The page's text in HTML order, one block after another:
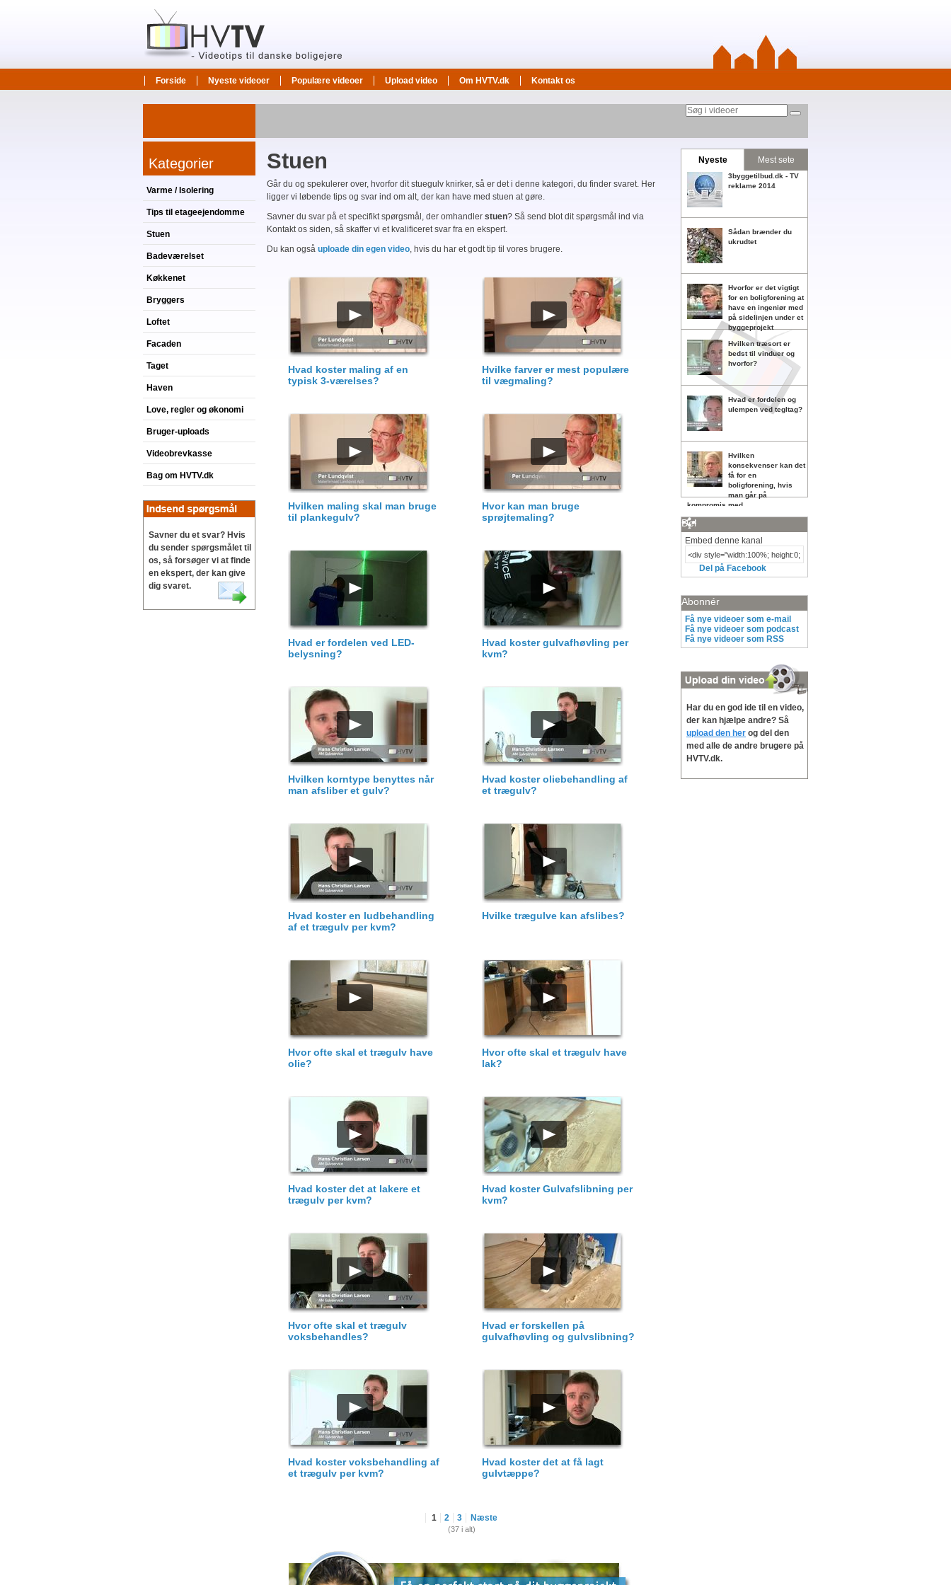
Forside Nyeste videoer Populære videoer Upload video Om HVTV.dk Kontakt os
Kategorier
Varme / Isolering
Tips til etageejendomme
Stuen
Badeværelset
Køkkenet
Bryggers
Loftet
Facaden
Taget
Haven
Love, regler og økonomi
Bruger-uploads
Videobrevkasse
Bag om HVTV.dk
Savner du et svar? Hvis
du sender spørgsmålet til
os, så forsøger vi at finde
en ekspert, der kan give
dig svaret.
Nyeste Mest sete
3byggetilbud.dk - TV
reklame 2014
Sådan brænder du
ukrudtet
Hvorfor er det vigtigt
for en boligforening at
have en ingeniør med
på sidelinjen under et
byggeprojekt
Hvilken træsort er
bedst til vinduer og
hvorfor?
Hvad er fordelen og
ulempen ved tegltag?
Hvilken
konsekvenser kan det
få for en
boligforening, hvis
man går på
kompromis med
Del
Embed denne kanal
Del på Facebook
Abonnér
Få nye videoer som e-mail
Få nye videoer som podcast
Få nye videoer som RSS
Har du en god ide til en video,
der kan hjælpe andre? Så
upload den her og del den
med alle de andre brugere på
HVTV.dk.
Stuen
Går du og spekulerer over, hvorfor dit stuegulv knirker, så er det i denne kategori, du finder svaret. Her
ligger vi løbende tips og svar ind om alt, der kan have med stuen at gøre.
Savner du svar på et specifikt spørgsmål, der omhandler stuen? Så send blot dit spørgsmål ind via
Kontakt os siden, så skaffer vi et kvalificeret svar fra en ekspert.
Du kan også uploade din egen video, hvis du har et godt tip til vores brugere.
Hvad koster maling af en
typisk 3-værelses?
Hvilke farver er mest populære
til vægmaling?
Hvilken maling skal man bruge
til plankegulv?
Hvor kan man bruge
sprøjtemaling?
Hvad er fordelen ved LED-
belysning?
Hvad koster gulvafhøvling per
kvm?
Hvilken korntype benyttes når
man afsliber et gulv?
Hvad koster oliebehandling af
et trægulv?
Hvad koster en ludbehandling
af et trægulv per kvm?
Hvilke trægulve kan afslibes?
Hvor ofte skal et trægulv have
olie?
Hvor ofte skal et trægulv have
lak?
Hvad koster det at lakere et
trægulv per kvm?
Hvad koster Gulvafslibning per
kvm?
Hvor ofte skal et trægulv
voksbehandles?
Hvad er forskellen på
gulvafhøvling og gulvslibning?
Hvad koster voksbehandling af
et trægulv per kvm?
Hvad koster det at få lagt
gulvtæppe?
1 2 3 Næste
(37 i alt)